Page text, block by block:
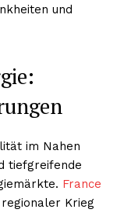
und
im Nahen
tiefgreifende
France
Krieg